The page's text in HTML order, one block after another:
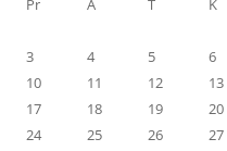
Pr
A T K
3
4 5 6
10
11 12 13
17
18 19 20
24
25 26 27